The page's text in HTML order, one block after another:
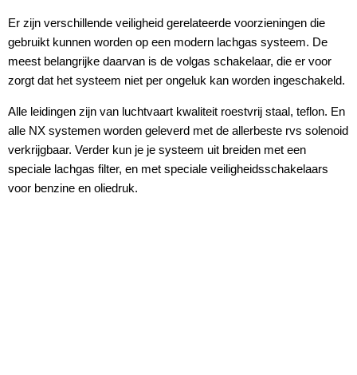
Er zijn verschillende veiligheid gerelateerde voorzieningen die
gebruikt kunnen worden op een modern lachgas systeem. De
meest belangrijke daarvan is de volgas schakelaar, die er voor
zorgt dat het systeem niet per ongeluk kan worden ingeschakeld.
Alle leidingen zijn van luchtvaart kwaliteit roestvrij staal, teflon. En
alle NX systemen worden geleverd met de allerbeste rvs solenoid
verkrijgbaar. Verder kun je je systeem uit breiden met een
speciale lachgas filter, en met speciale veiligheidsschakelaars
voor benzine en oliedruk.